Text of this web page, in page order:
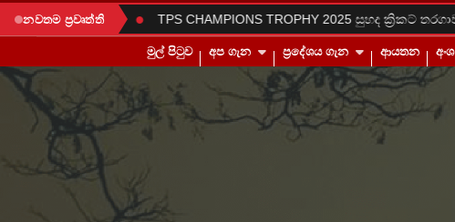
නවතම ප්‍රවෘත්ති
දින සිදුකරන ලදී. TPS CHAMPIONS TROPHY 2025 සුහද ක්‍රිකට් තරගාවලිය
මුල් පිටුව අප ගැන ප්‍රදේශය ගැන ආයතන අංශ